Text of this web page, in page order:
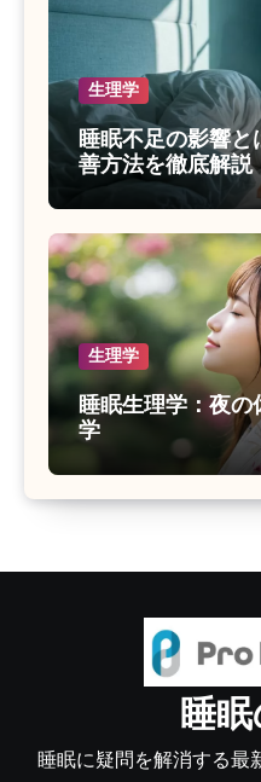
生理学
睡眠不足の影響と
善方法を徹底解説
生理学
睡眠生理学：夜の
学
睡
睡眠に疑問を解消する